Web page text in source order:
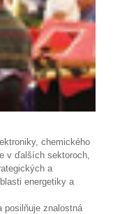
chemického
v ďalších sektoroch,
a
energetiky a
posilňuje znalostná